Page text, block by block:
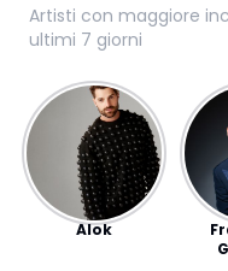
Artisti con maggiore
ultimi 7 giorni
Alok